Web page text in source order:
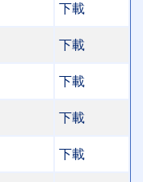
下載
下載
下載
下載
下載